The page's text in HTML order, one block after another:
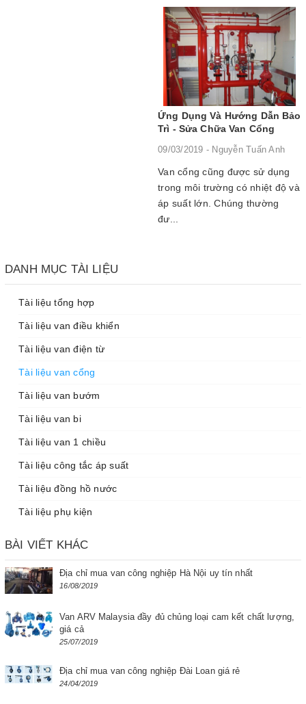
Ứng Dụng Và Hướng Dẫn Bảo
Trì - Sửa Chữa Van Cổng
09/03/2019 - Nguyễn Tuấn Anh
Van cổng cũng được sử dụng
trong môi trường có nhiệt độ và
áp suất lớn. Chúng thường
đư...
DANH MỤC TÀI LIỆU
Tài liệu tổng hợp
Tài liệu van điều khiển
Tài liệu van điện từ
Tài liệu van cổng
Tài liệu van bướm
Tài liệu van bi
Tài liệu van 1 chiều
Tài liệu công tắc áp suất
Tài liệu đồng hồ nước
Tài liệu phụ kiện
BÀI VIẾT KHÁC
Địa chỉ mua van công nghiệp Hà Nội uy tín nhất
16/08/2019
Van ARV Malaysia đầy đủ chủng loại cam kết chất lượng,
giá cả
25/07/2019
Địa chỉ mua van công nghiệp Đài Loan giá rẻ
24/04/2019